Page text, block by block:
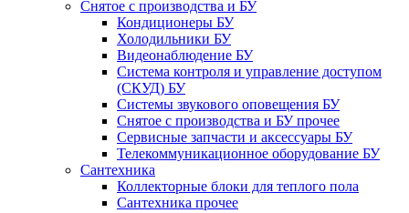
Снятое с производства и БУ
Кондиционеры БУ
Холодильники БУ
Видеонаблюдение БУ
Система контроля и управление доступом
(СКУД) БУ
Системы звукового оповещения БУ
Снятое с производства и БУ прочее
Сервисные запчасти и аксессуары БУ
Телекоммуникационное оборудование БУ
Сантехника
Коллекторные блоки для теплого пола
Сантехника прочее